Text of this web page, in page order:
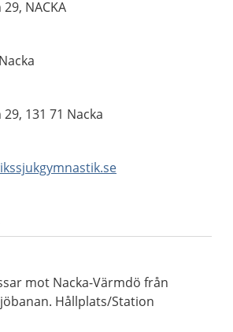
NACKA
131 71 Nacka
mot Nacka-Värmdö från
Hållplats/Station